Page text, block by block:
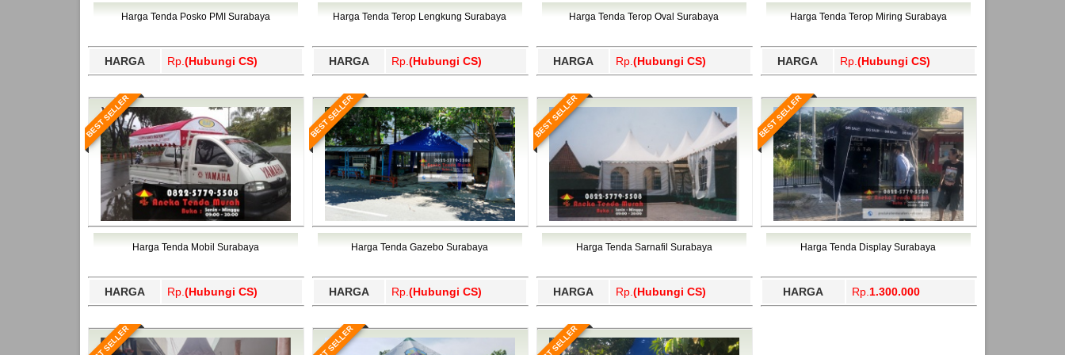
Bawang Barat, Tulangbawang, Tulungagung, Wajo, Wakatobi, Waropen, Way Kanan, Wonogiri, Wonosobo, Yahukimo, Yalimo, Yogyakarta.
Harga Tenda Posko PMI Surabaya
HARGA Rp. (Hubungi CS)
Harga Tenda Terop Lengkung Surabaya
HARGA Rp. (Hubungi CS)
Harga Tenda Terop Oval Surabaya
HARGA Rp. (Hubungi CS)
Harga Tenda Terop Miring Surabaya
HARGA Rp. (Hubungi CS)
BEST SELLER
Harga Tenda Mobil Surabaya
HARGA Rp. (Hubungi CS)
BEST SELLER
Harga Tenda Gazebo Surabaya
HARGA Rp. (Hubungi CS)
BEST SELLER
Harga Tenda Sarnafil Surabaya
HARGA Rp. (Hubungi CS)
BEST SELLER
Harga Tenda Display Surabaya
HARGA Rp. 1.300.000